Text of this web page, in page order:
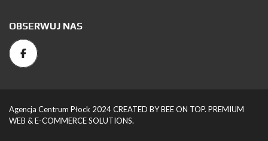
OBSERWUJ NAS
Agencja Centrum Płock 2024 CREATED BY BEE ON TOP. PREMIUM
WEB & E-COMMERCE SOLUTIONS.